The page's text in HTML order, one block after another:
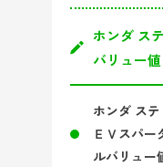
ホンダ ス
バリュー値
ホンダ ス
ＥＶスパー
ルバリュー